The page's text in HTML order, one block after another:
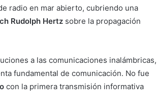
radio en mar abierto, cubriendo una
Rudolph Hertz sobre la propagación
a las comunicaciones inalámbricas,
fundamental de comunicación. No fue
con la primera transmisión informativa